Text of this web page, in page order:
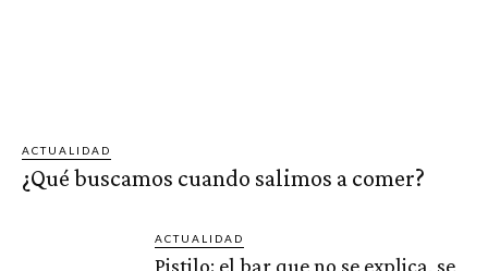
ACTUALIDAD
¿Qué buscamos cuando salimos a comer?
ACTUALIDAD
Pistilo: el bar que no se explica, se